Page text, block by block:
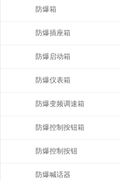
防爆箱
防爆插座箱
防爆启动箱
防爆仪表箱
防爆变频调速箱
防爆控制按钮箱
防爆控制按钮
防爆喊话器